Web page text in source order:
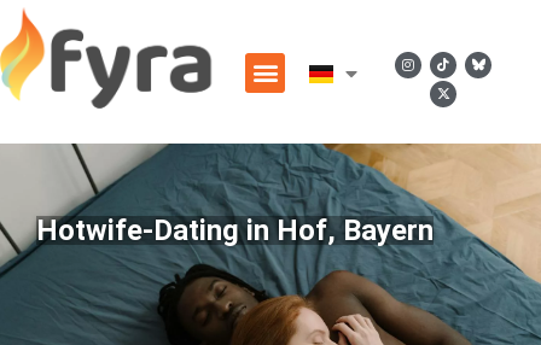
Hotwife-Dating in Hof, Bayern